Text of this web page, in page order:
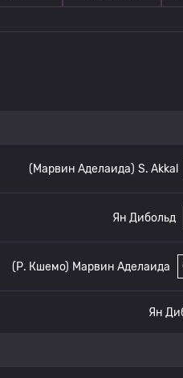
S. Akkal
(Марвин Аделаида)
Ян Дибольд
Марвин Аделаида
(Р. Кшемо)
Ян